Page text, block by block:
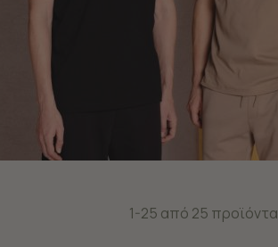
1-25 από 25 προϊόντα